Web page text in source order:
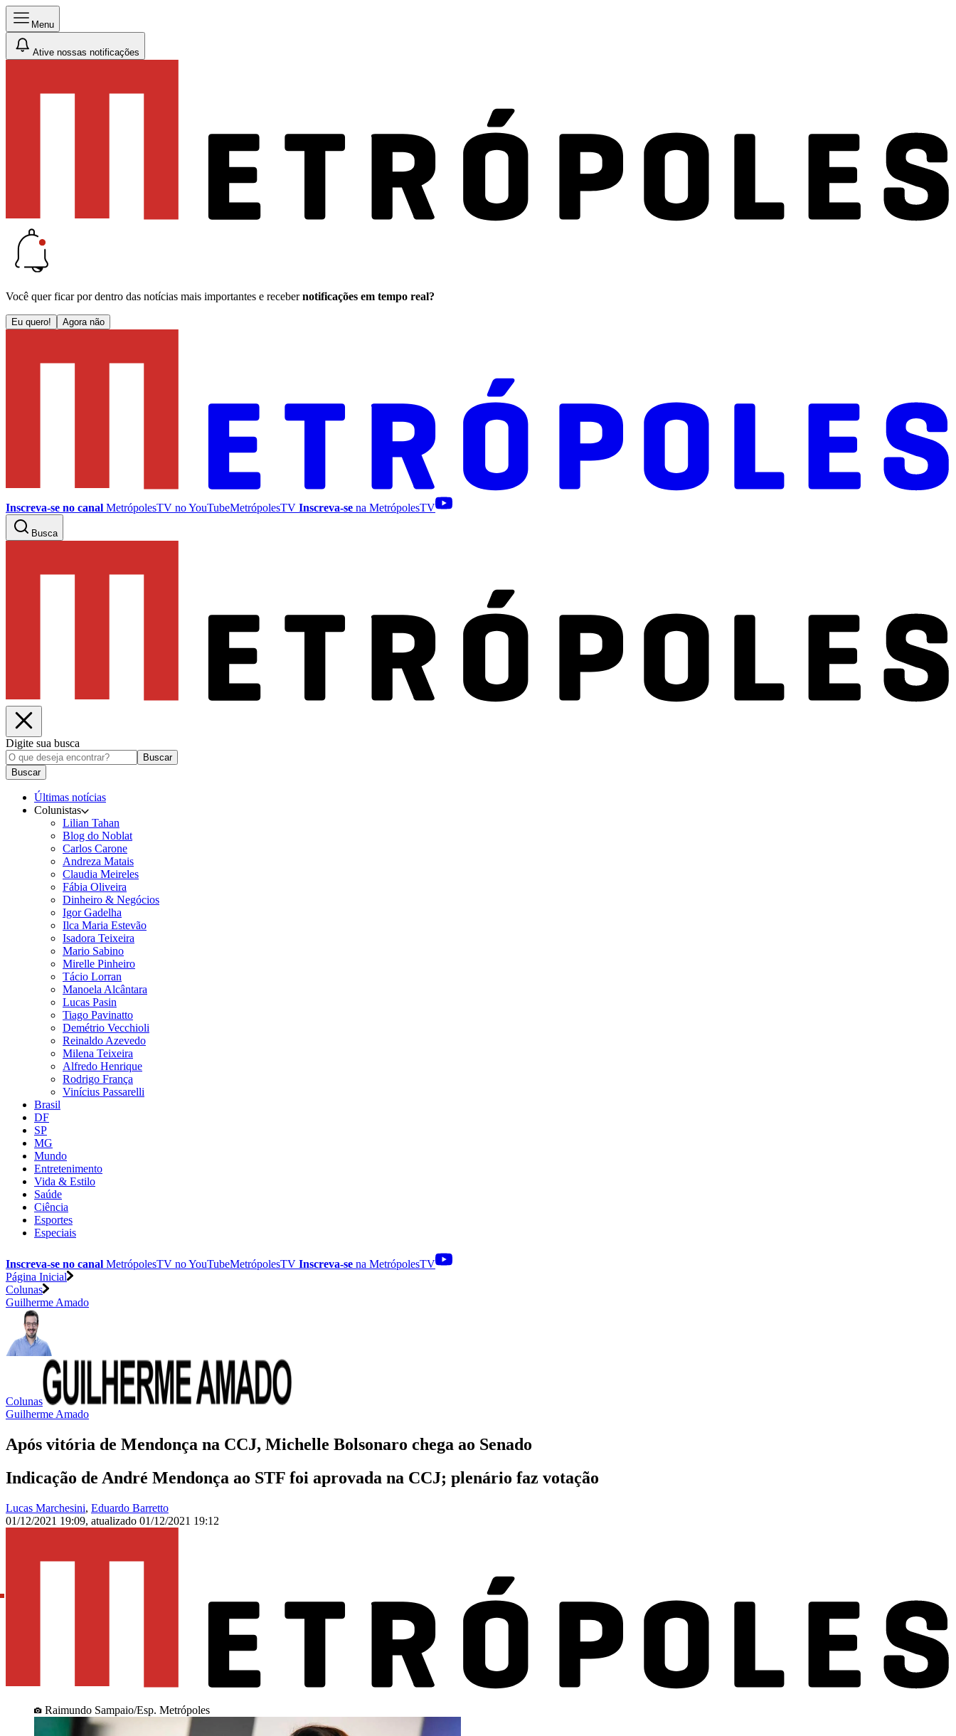
Menu
Ative nossas notificações
Você quer ficar por dentro das notícias mais importantes e receber notificações em tempo real?
Eu quero! Agora não
Inscreva-se no canal MetrópolesTV noYouTubeMetrópolesTV Inscreva-se na MetrópolesTV
Busca
Digite sua busca
Buscar
Buscar
Últimas notícias
Colunistas
Lilian Tahan
Blog do Noblat
Carlos Carone
Andreza Matais
Claudia Meireles
Fábia Oliveira
Dinheiro & Negócios
Igor Gadelha
Ilca Maria Estevão
Isadora Teixeira
Mario Sabino
Mirelle Pinheiro
Tácio Lorran
Manoela Alcântara
Lucas Pasin
Tiago Pavinatto
Demétrio Vecchioli
Reinaldo Azevedo
Milena Teixeira
Alfredo Henrique
Rodrigo França
Vinícius Passarelli
Brasil
DF
SP
MG
Mundo
Entretenimento
Vida & Estilo
Saúde
Ciência
Esportes
Especiais
Inscreva-se no canal MetrópolesTV noYouTubeMetrópolesTV Inscreva-se na MetrópolesTV
Página Inicial
Colunas
Guilherme Amado
Colunas
Guilherme Amado
Após vitória de Mendonça na CCJ, Michelle Bolsonaro chega ao Senado
Indicação de André Mendonça ao STF foi aprovada na CCJ; plenário faz votação
Lucas Marchesini, Eduardo Barretto
01/12/2021 19:09, atualizado 01/12/2021 19:12
Raimundo Sampaio/Esp. Metrópoles